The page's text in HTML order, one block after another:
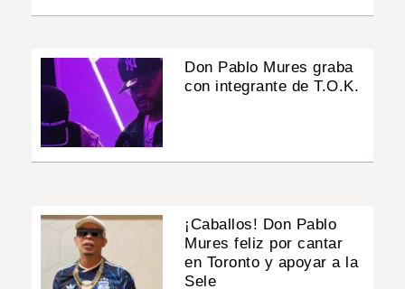
Don Pablo Mures graba
con integrante de T.O.K.
¡Caballos! Don Pablo
Mures feliz por cantar
en Toronto y apoyar a la
Sele